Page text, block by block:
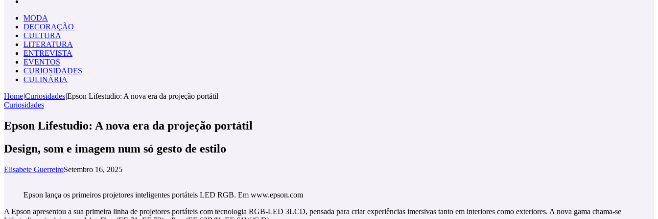
MODA
DECORAÇÃO
CULTURA
LITERATURA
ENTREVISTA
EVENTOS
CURIOSIDADES
CULINÁRIA
Home|Curiosidades|Epson Lifestudio: A nova era da projeção portátil
Curiosidades
Epson Lifestudio: A nova era da projeção portátil
Design, som e imagem num só gesto de estilo
Elisabete GuerreiroSetembro 16, 2025
Epson lança os primeiros projetores inteligentes portáteis LED RGB. Em www.epson.com
A Epson apresentou a sua primeira linha de projetores portáteis com tecnologia RGB-LED 3LCD, pensada para criar experiências imersivas tanto em interiores como exteriores. A nova gama chama-se